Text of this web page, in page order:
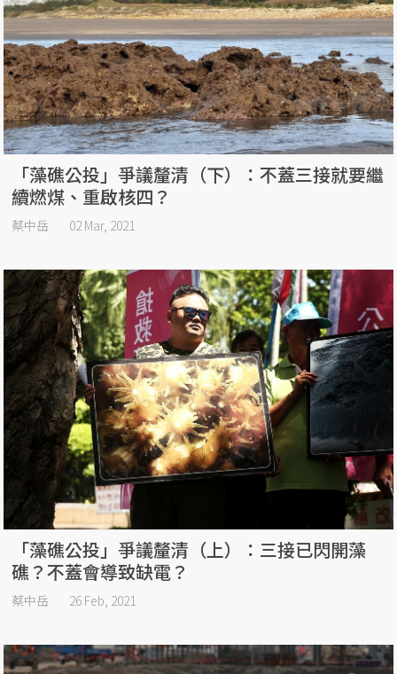
「藻礁公投」爭議釐清（下）：不蓋三接就要繼
續燃煤、重啟核四？
蔡中岳 02 Mar, 2021
「藻礁公投」爭議釐清（上）：三接已閃開藻
礁？不蓋會導致缺電？
蔡中岳 26 Feb, 2021